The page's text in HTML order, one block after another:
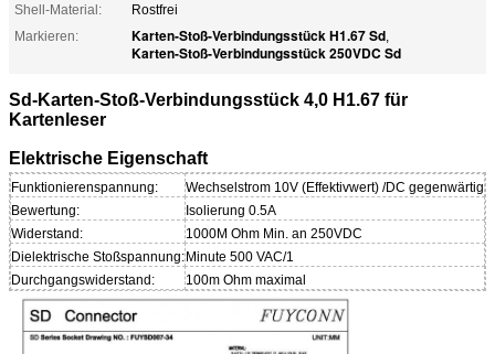
Shell-Material:
Rostfrei
Markieren:
Karten-Stoß-Verbindungsstück H1.67 Sd,
Karten-Stoß-Verbindungsstück 250VDC Sd
Sd-Karten-Stoß-Verbindungsstück 4,0 H1.67 für
Kartenleser
Elektrische Eigenschaft
Funktionierenspannung:
Wechselstrom 10V (Effektivwert) /DC gegenwärtig
Bewertung:
Isolierung 0.5A
Widerstand:
1000M Ohm Min. an 250VDC
Dielektrische Stoßspannung:Minute 500 VAC/1
Durchgangswiderstand:
100m Ohm maximal